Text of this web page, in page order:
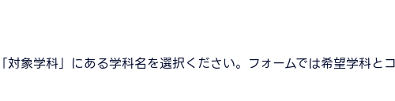
対象学科」にある学科名を選択ください。フォームでは希望学科と